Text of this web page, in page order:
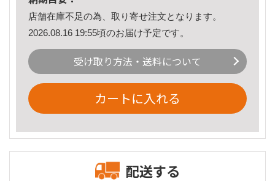
店舗在庫不足の為、取り寄せ注文となります。
2026.08.16 19:55頃のお届け予定です。
受け取り方法・送料について
カートに入れる
配送する